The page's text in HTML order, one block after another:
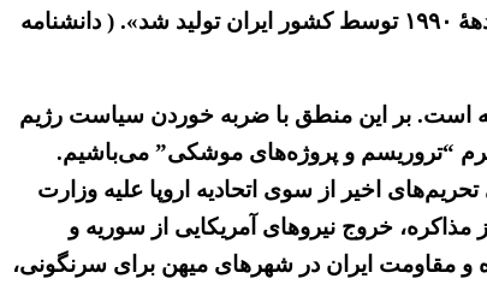
بازمی‌گردد. نخستین آزمایش شهاب ۳ که بر اساس طرح کلی خانوادهٔ موشک‌های روسی اس‌اس-۱ اسکاد تولیدشده بود در دههٔ ۱۹۹۰ توسط کشور ایران تولید شد». ( دانشنامه
است. بر این منطق با ضربه خوردن سیاست رژیم
“تروریسم و پروژه‌های موشکی” می‌باشیم.
اخیر از سوی اتحادیه اروپا علیه وزارت
خروج نیروهای آمریکایی از سوریه و
و مقاومت ایران در شهرهای میهن برای سرنگونی،